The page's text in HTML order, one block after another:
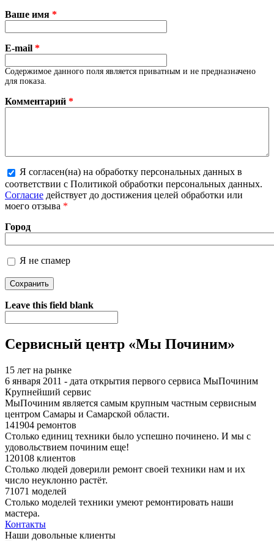
Ваше имя *
E-mail *
Содержимое данного поля является приватным и не предназначено
для показа.
Комментарий *
Более подробная информация о текстовых форматах
Я согласен(на) на обработку персональных данных в
соответствии с Политикой обработки персональных данных.
Согласие действует до достижения целей обработки или
моего отзыва *
Город
Я не спамер
Я спамер
Leave this field blank
Сервисный центр «Мы Починим»
15 лет на рынке
6 января 2011 - дата открытия первого сервиса МыПочиним
Крупнейший сервис
МыПочиним является самым крупным частным сервисным
центром Самары и Самарской области.
141904 ремонтов
Столько единиц техники было успешно починено. И мы с
удовольствием починим еще!
120108 клиентов
Столько людей доверили ремонт своей техники нам и их
число неуклонно растёт.
71071 моделей
Столько моделей техники умеют ремонтировать наши
мастера.
Контакты
Наши довольные клиенты